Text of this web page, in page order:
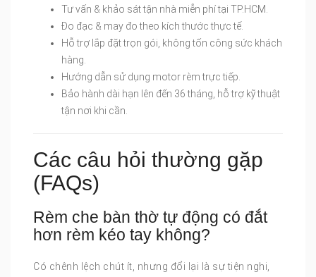
Tư vấn & khảo sát tận nhà miễn phí tại TP.HCM.
Đo đạc & may đo theo kích thước thực tế.
Hỗ trợ lắp đặt trọn gói, không tốn công sức khách
hàng.
Hướng dẫn sử dụng motor rèm trực tiếp.
Bảo hành dài hạn lên đến 36 tháng, hỗ trợ kỹ thuật
tận nơi khi cần.
Các câu hỏi thường gặp
(FAQs)
Rèm che bàn thờ tự động có đắt
hơn rèm kéo tay không?
Có chênh lệch chút ít, nhưng đổi lại là sự tiện nghi,